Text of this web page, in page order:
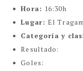
Hora: 16:30h
Lugar:El
Categoría y
Resultado:
Goles: